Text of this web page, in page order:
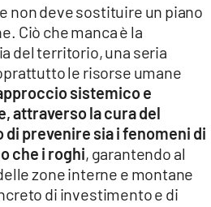
non deve sostituire un piano
Ciò che manca è la
del territorio, una seria
le risorse umane
sistemico e
attraverso la cura del
prevenire sia i fenomeni di
che i roghi, garantendo al
zone interne e montane
di investimento e di